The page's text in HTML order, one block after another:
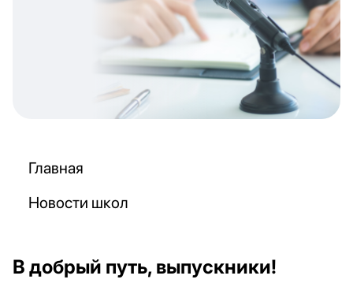
Главная
Новости школ
В добрый путь, выпускники!